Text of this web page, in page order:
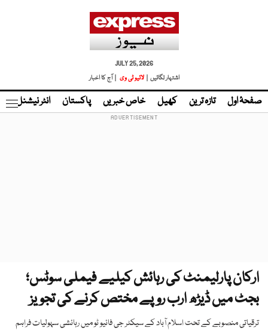
JULY 25, 2026
اشتہار لگائیں |
لائیو ٹی وی | آج کا اخبار
صفحۂ اول تازہ ترین کھیل خاص خبریں پاکستان انٹر نیشنل
ارکان پارلیمنٹ کی رہائش کیلیے فیملی سوٹس؛
بجٹ میں ڈیڑھ ارب روپے مختص کرنے کی تجویز
ترقیاتی منصوبے کے تحت اسلام آباد کے سیکٹر جی فائیو ٹو میں رہائشی سہولیات فراہم